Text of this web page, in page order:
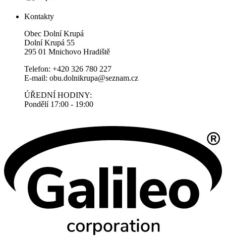
Kontakty
Obec Dolní Krupá
Dolní Krupá 55
295 01 Mnichovo Hradiště
Telefon: +420 326 780 227
E-mail: obu.dolnikrupa@seznam.cz
ÚŘEDNÍ HODINY:
Pondělí 17:00 - 19:00